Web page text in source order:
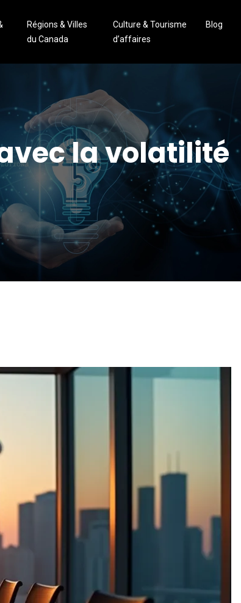
Régions & Villes
du Canada
Culture & Tourisme
d’affaires
Blog
la volatilité